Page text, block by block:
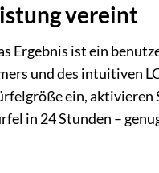
vereint
Ergebnis ist ein
und des intuitiven
ein, aktivieren
in 24 Stunden –